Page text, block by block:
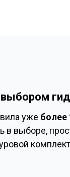
уже более
в выборе,